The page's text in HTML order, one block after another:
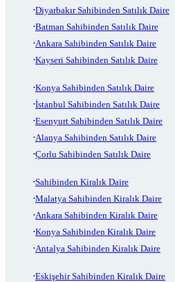
Diyarbakır Sahibinden Satılık Daire
Batman Sahibinden Satılık Daire
Ankara Sahibinden Satılık Daire
Kayseri Sahibinden Satılık Daire
Konya Sahibinden Satılık Daire
İstanbul Sahibinden Satılık Daire
Esenyurt Sahibinden Satılık Daire
Alanya Sahibinden Satılık Daire
Çorlu Sahibinden Satılık Daire
Sahibinden Kiralık Daire
Malatya Sahibinden Kiralık Daire
Ankara Sahibinden Kiralık Daire
Konya Sahibinden Kiralık Daire
Antalya Sahibinden Kiralık Daire
Eskişehir Sahibinden Kiralık Daire